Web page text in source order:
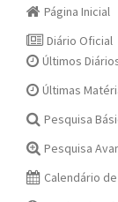
Página Inicial
Diário Oficial
Últimos
Últimas
Pesquisa
Pesquisa
Calendário